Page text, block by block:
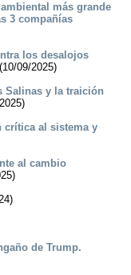
más grande
3 compañías
los desalojos
(10/09/2025)
Salinas y la traición
crítica al sistema y
al cambio
de Trump.